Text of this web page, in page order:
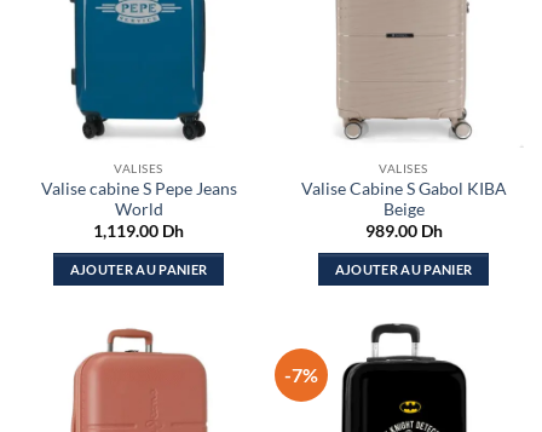
VALISES
Valise cabine S Pepe Jeans
World
1,119.00 Dh
AJOUTER AU PANIER
VALISES
Valise Cabine S Gabol KIBA
Beige
989.00 Dh
AJOUTER AU PANIER
-7%